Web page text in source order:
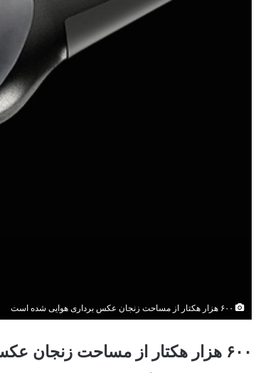
۶۰۰ هزار هکتار از مساحت زنجان عکس برداری هوایی شده است.